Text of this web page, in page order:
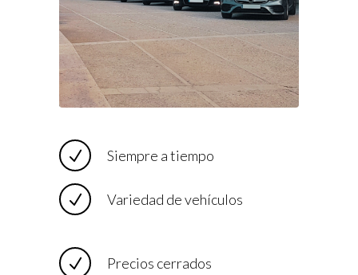
Siempre a tiempo
Variedad de vehículos
Precios cerrados